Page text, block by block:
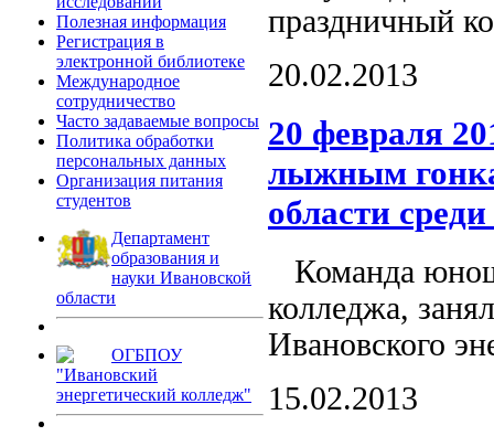
Полезная информация
Регистрация в
электронной библиотеке
Международное
сотрудничество
Часто задаваемые вопросы
Политика обработки
персональных данных
Организация питания
студентов
Департамент
образования и
науки Ивановской
области
ОГБПОУ
"Ивановский
энергетический колледж"
праздничный
20.02.2013
20 февраля
лыжным
области
Команда
колледжа,
Ивановского
15.02.2013